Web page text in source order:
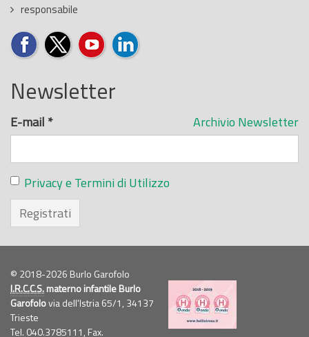
responsabile
Newsletter
Archivio Newsletter
E-mail *
Privacy e Termini di Utilizzo
Registrati
© 2018-2026 Burlo Garofolo
I.R.C.C.S.materno infantile Burlo
Garofolovia dell'Istria 65/1, 34137
Trieste
Tel. 040.3785111, Fax.